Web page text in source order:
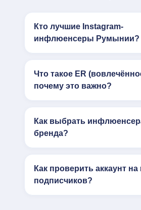
Кто лучшие Instagram-
инфлюенсеры Румынии?
Что такое ER
почему это важно?
Как выбрать
бренда?
Как проверить аккаунт на
подписчиков?